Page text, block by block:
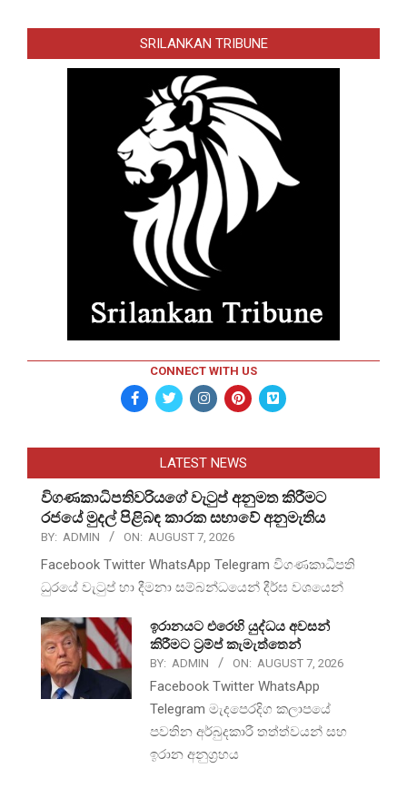
SRILANKAN TRIBUNE
CONNECT WITH US
LATEST NEWS
විගණකාධිපතිවරියගේ වැටුප් අනුමත කිරීමට
රජයේ මුදල් පිළිබඳ කාරක සභාවේ අනුමැතිය
BY: ADMIN ON: AUGUST 7, 2026
Facebook Twitter WhatsApp Telegram විගණකාධිපති
ධුරයේ වැටුප් හා දීමනා සම්බන්ධයෙන් දීර්ඝ වශයෙන්
ඉරානයට එරෙහි යුද්ධය අවසන්
කිරීමට ට්‍රම්ප් කැමැත්තෙන්
BY: ADMIN ON: AUGUST 7, 2026
Facebook Twitter WhatsApp
Telegram මැදපෙරදිග කලාපයේ
පවතින අර්බුදකාරී තත්ත්වයන් සහ
ඉරාන අනුග්‍රහය